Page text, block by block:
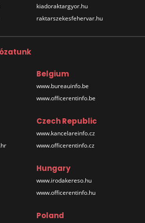
kiadoraktargyor.hu
raktarszekesfehervar.hu
Belgium
www.bureauinfo.be
www.officerentinfo.be
Czech Republic
www.kancelareinfo.cz
www.officerentinfo.cz
Hungary
www.irodakereso.hu
www.officerentinfo.hu
Poland